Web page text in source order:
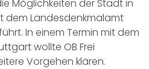
Möglichkeiten der Stadt in
dem Landesdenkmalamt
In einem Termin mit dem
wollte OB Frei
Vorgehen klären.